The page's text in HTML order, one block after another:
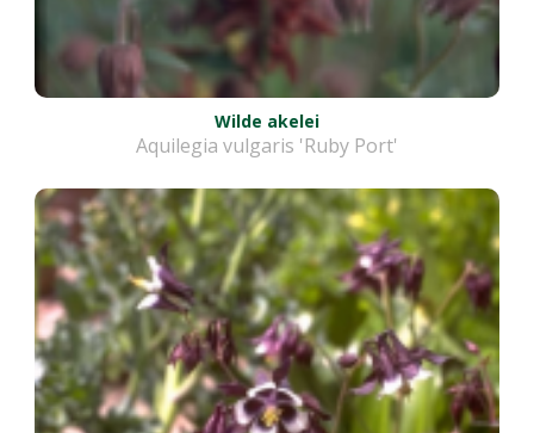
Wilde akelei
Aquilegia vulgaris 'Ruby Port'